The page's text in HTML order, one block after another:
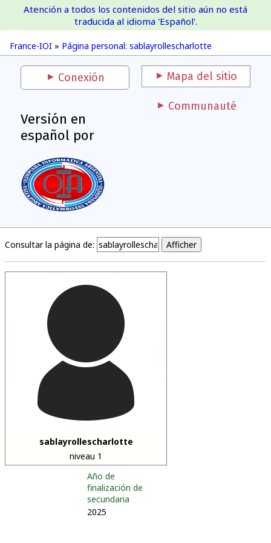
France-IOI
France-IOI » Página personal: sablayrollescharlotte
Atención a todos los contenidos del sitio aún no está
traducida al idioma 'Español'.
Conexión Mapa del sitio
Versión en
español por
Communauté
Consultar la página de:
sablayrollescharlotte
niveau 1
Año de
finalización de
secundaria
2025